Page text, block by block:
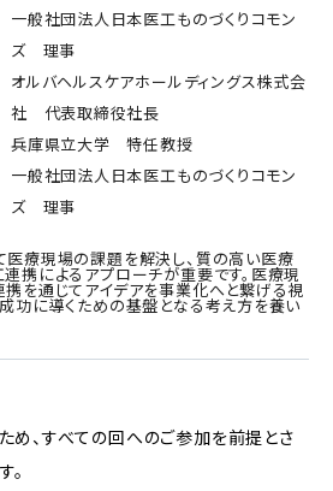
一般社団法人日本医工ものづくりコモン
ズ 理事
オルバヘルスケアホールディングス株式会
社 代表取締役社長
兵庫県立大学 特任教授
一般社団法人日本医工ものづくりコモン
ズ 理事
医療現場の課題を解決し、質の高い医療
携によるアプローチが重要です。医療現
を通じてアイデアを事業化へと繋げる視
功に導くための基盤となる考え方を養い
め、すべての回へのご参加を前提とさ
。